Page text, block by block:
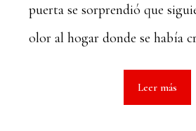
puerta se sorprendió que
olor al hogar donde se había
Leer más